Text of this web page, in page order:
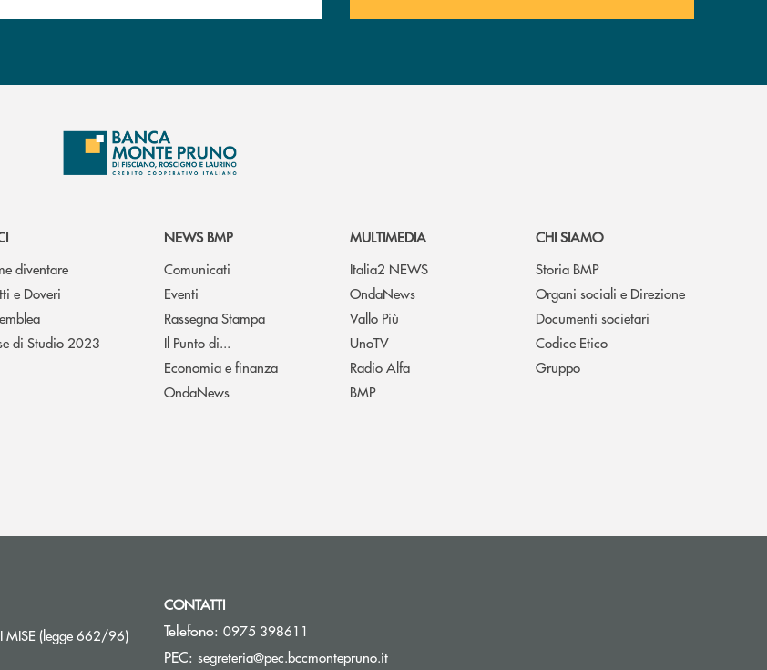
diventare
e Doveri
di Studio 2023
NEWS BMP
Comunicati
Eventi
Rassegna Stampa
Il Punto di...
Economia e finanza
OndaNews
MULTIMEDIA
Italia2 NEWS
OndaNews
Vallo Più
UnoTV
Radio Alfa
BMP
CHI SIAMO
Storia BMP
Organi sociali e Direzione
Documenti societari
Codice Etico
Gruppo
MISE (legge 662/96)Apre una nuova finestra
CONTATTI
Telefono: 0975 398611
PEC: segreteria@pec.bccmontepruno.it(si apre l’app di posta elettronica)